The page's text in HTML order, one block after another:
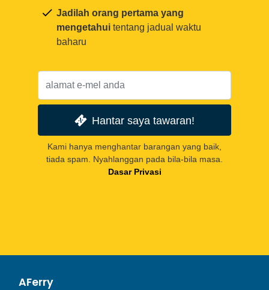
Jadilah orang pertama yang
mengetahui tentang jadual waktu
baharu
Hantar saya tawaran!
Kami hanya menghantar barangan yang baik,
tiada spam. Nyahlanggan pada bila-bila masa.
Dasar Privasi
AFerry